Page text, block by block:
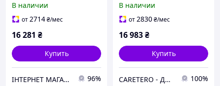
В наличии
от2714₴/мес
16 281 ₴
Купить
ІНТЕРНЕТ МАГАЗИН ДИТЯЧИХ ТОВАРІВ AGNES SHOP 96%
В наличии
от2830₴/мес
16 983₴
Купить
CARETERO - ДИТЯЧІ ТОВАРИ ОПТОМ ТА В РОЗДРІБ 100%